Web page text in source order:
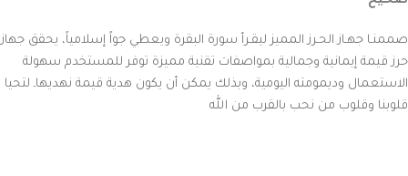
صممنـا جهـاز الحـرز المميز ليقـرأ سورة البقرة ويعطي جواً إسلامياً، يحقق جهاز
حرز قيمة إيمانية وجمالية بمواصفات تقنية مميزة توفر للمستخدم سهولة
الاستعمال وديمومته اليومية، وبذلك يمكن أن يكون هدية قيمة نهديهاـ لتحيا
قلوبنا وقلوب من نحب بالقرب من الله